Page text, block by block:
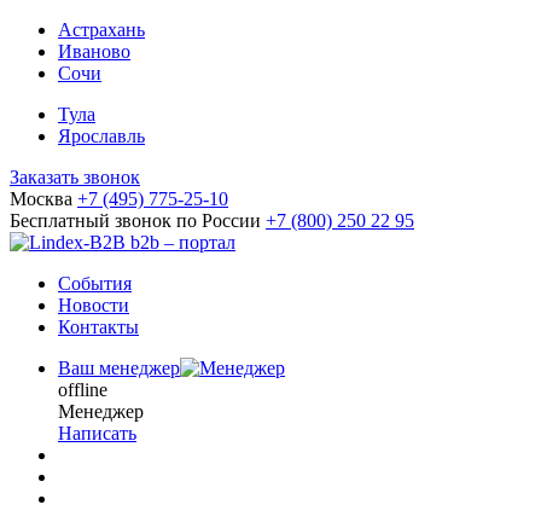
Астрахань
Иваново
Сочи
Тула
Ярославль
Заказать звонок
Москва +7 (495) 775-25-10
Бесплатный звонок по России +7 (800) 250 22 95
b2b – портал
События
Новости
Контакты
Ваш менеджер
offline
Менеджер
Написать